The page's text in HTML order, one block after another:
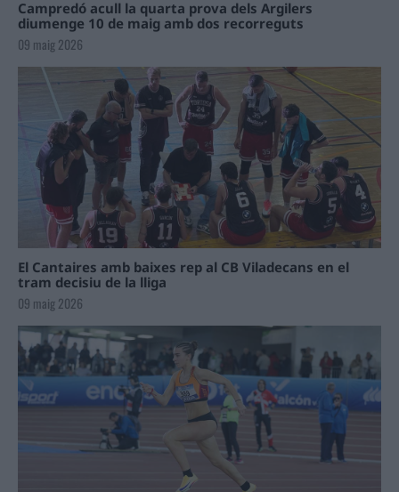
Campredó acull la quarta prova dels Argilers
diumenge 10 de maig amb dos recorreguts
09 maig 2026
El Cantaires amb baixes rep al CB Viladecans en el
tram decisiu de la lliga
09 maig 2026